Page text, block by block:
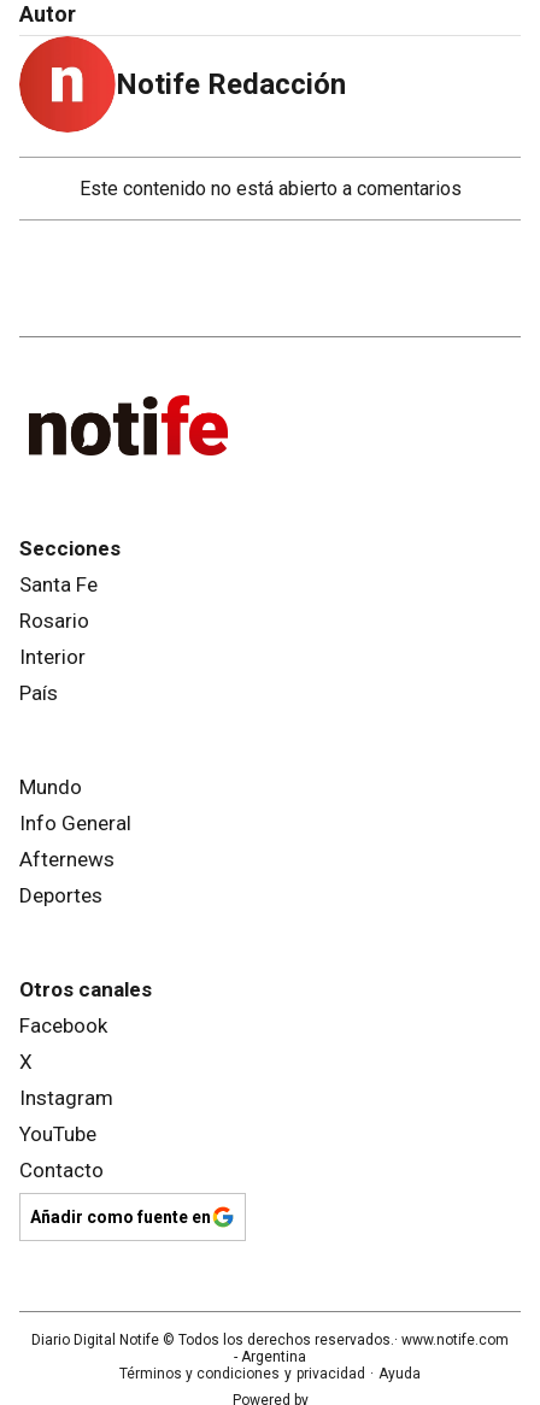
Autor
Notife Redacción
Este contenido no está abierto a comentarios
Secciones
Santa Fe
Rosario
Interior
País
Mundo
Info General
Afternews
Deportes
Otros canales
Facebook
X
Instagram
YouTube
Contacto
Añadir como fuente en
Diario Digital Notife © Todos los derechos reservados.· www.notife.com
- Argentina
Términos y condiciones y privacidad · Ayuda
Powered by